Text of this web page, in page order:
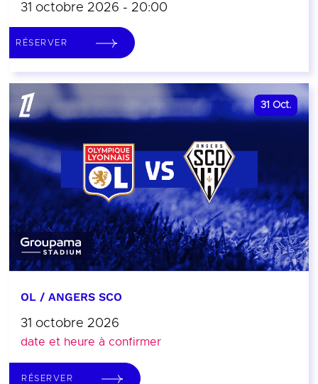
31 octobre 2026 - 20:00
RÉSERVER
31 Oct.
OL / ANGERS SCO
31 octobre 2026
date et heure à confirmer
RÉSERVER